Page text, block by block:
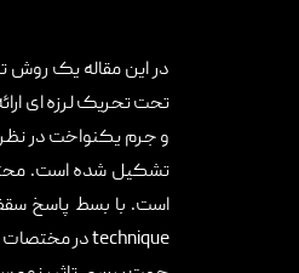
در این مقاله یک روش
تحت تحریک لرزه ای
و جرم یکنواخت در
تشکیل شده است.
است. با بسط پاسخ
techniqueدر مختصات